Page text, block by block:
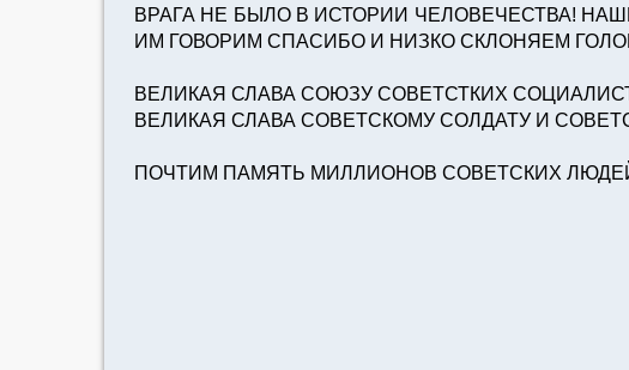
ВРАГА НЕ БЫЛО В ИСТОРИИ ЧЕЛОВЕЧЕСТВА!
ИМ ГОВОРИМ СПАСИБО И НИЗКО СКЛОНЯЕМ
ВЕЛИКАЯ СЛАВА СОЮЗУ СОВЕТСТКИХ
ВЕЛИКАЯ СЛАВА СОВЕТСКОМУ СОЛДАТУ И
ПОЧТИМ ПАМЯТЬ МИЛЛИОНОВ СОВЕТСКИХ